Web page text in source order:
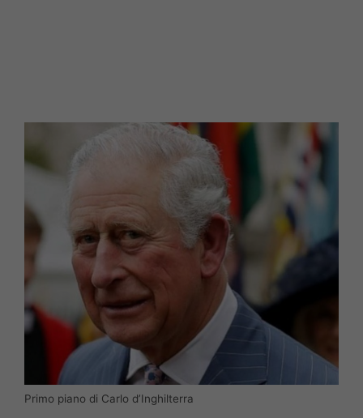
Primo piano di Carlo d’Inghilterra